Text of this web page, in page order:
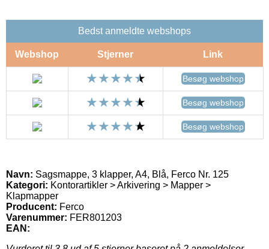
Bedst anmeldte webshops
Webshop Stjerner Link
Besøg webshop
Besøg webshop
Besøg webshop
Navn: Sagsmappe, 3 klapper, A4, Blå, Ferco Nr. 125
Kategori: Kontorartikler > Arkivering > Mapper >
Klapmapper
Producent: Ferco
Varenummer: FER801203
EAN: